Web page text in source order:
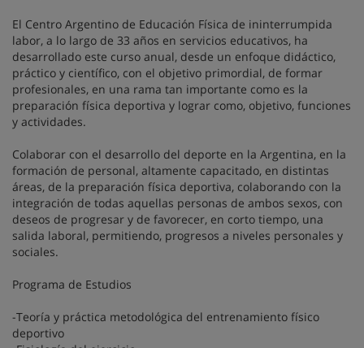
El Centro Argentino de Educación Física de ininterrumpida
labor, a lo largo de 33 años en servicios educativos, ha
desarrollado este curso anual, desde un enfoque didáctico,
práctico y científico, con el objetivo primordial, de formar
profesionales, en una rama tan importante como es la
preparación física deportiva y lograr como, objetivo, funciones
y actividades.
Colaborar con el desarrollo del deporte en la Argentina, en la
formación de personal, altamente capacitado, en distintas
áreas, de la preparación física deportiva, colaborando con la
integración de todas aquellas personas de ambos sexos, con
deseos de progresar y de favorecer, en corto tiempo, una
salida laboral, permitiendo, progresos a niveles personales y
sociales.
Programa de Estudios
-Teoría y práctica metodológica del entrenamiento físico
deportivo